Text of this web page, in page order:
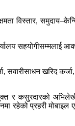
विस्तार,
सवारीसाधन खरिद
र कसुरदारको
प्रहरी मोबाइल